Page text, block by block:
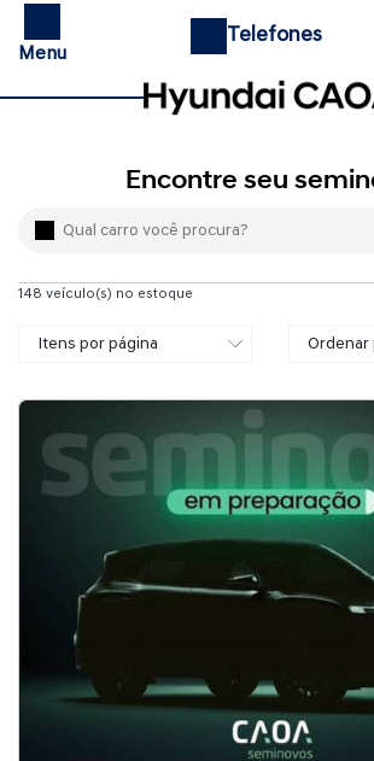
Menu
Telefones
Encontre seu
148 veículo(s) no estoque